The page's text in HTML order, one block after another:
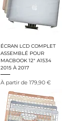
ÉCRAN LCD COMPLET
ASSEMBLÉ POUR
MACBOOK 12" A1534
2015 À 2017
À partir de 179,90 €
Prix promotionnel